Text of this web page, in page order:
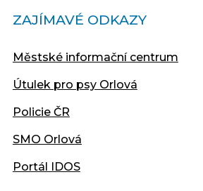
ZAJÍMAVÉ ODKAZY
Městské informační centrum
Útulek pro psy Orlová
Policie ČR
SMO Orlová
Portál IDOS